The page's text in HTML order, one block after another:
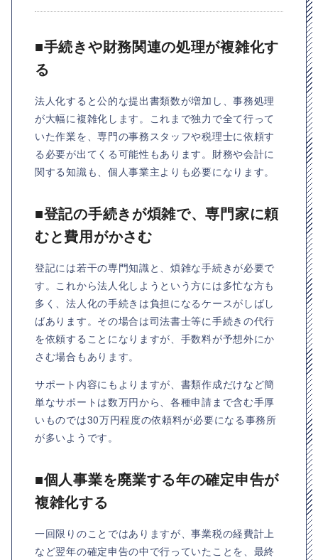
■手続きや財務関連の処理が複雑化す
る
法人化すると公的な提出書類数が増加し、事務処理
が大幅に複雑化します。これまで独力で全て行って
いた作業を、専門の事務スタッフや税理士に依頼す
る必要が出てくる可能性もあります。財務や会計に
関する知識も、個人事業主よりも必要になります。
■登記の手続きが煩雑で、専門家に頼
むと費用がかさむ
登記には若干の専門知識と、煩雑な手続きが必要で
す。これから法人化しようという方には多忙な方も
多く、法人化の手続きは負担になるケースがしばし
ばあります。その場合は司法書士等に手続きの代行
を依頼することになりますが、手数料が予想外にか
さむ場合もあります。
サポート内容にもよりますが、書類作成だけなど簡
単なサポートは数万円から、各種申請まで含む手厚
いものでは30万円程度の依頼料が必要になる事務所
が多いようです。
■個人事業を廃業する年の確定申告が
複雑化する
一回限りのことではありますが、事業税の経費計上
など翌年の確定申告の中で行っていたことを、最終